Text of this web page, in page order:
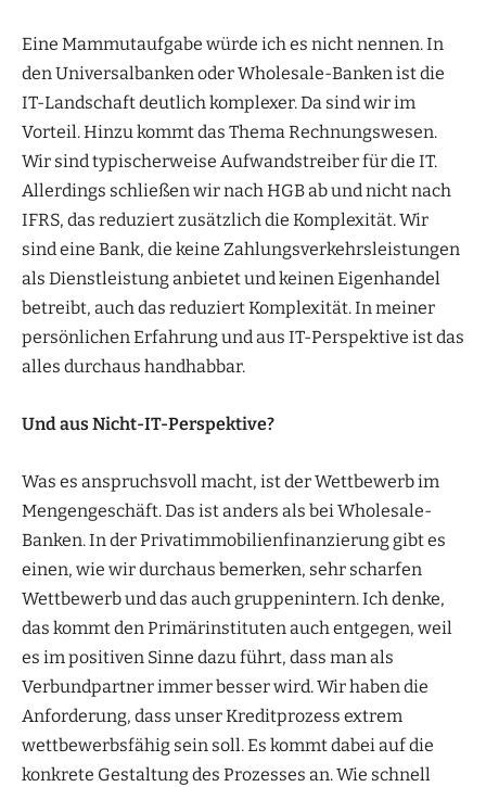
Eine Mammutaufgabe würde ich es nicht nennen. In
den Universalbanken oder Wholesale-Banken ist die
IT-Landschaft deutlich komplexer. Da sind wir im
Vorteil. Hinzu kommt das Thema Rechnungswesen.
Wir sind typischerweise Aufwandstreiber für die IT.
Allerdings schließen wir nach HGB ab und nicht nach
IFRS, das reduziert zusätzlich die Komplexität. Wir
sind eine Bank, die keine Zahlungsverkehrsleistungen
als Dienstleistung anbietet und keinen Eigenhandel
betreibt, auch das reduziert Komplexität. In meiner
persönlichen Erfahrung und aus IT-Perspektive ist das
alles durchaus handhabbar.
Und aus Nicht-IT-Perspektive?
Was es anspruchsvoll macht, ist der Wettbewerb im
Mengengeschäft. Das ist anders als bei Wholesale-
Banken. In der Privatimmobilienfinanzierung gibt es
einen, wie wir durchaus bemerken, sehr scharfen
Wettbewerb und das auch gruppenintern. Ich denke,
das kommt den Primärinstituten auch entgegen, weil
es im positiven Sinne dazu führt, dass man als
Verbundpartner immer besser wird. Wir haben die
Anforderung, dass unser Kreditprozess extrem
wettbewerbsfähig sein soll. Es kommt dabei auf die
konkrete Gestaltung des Prozesses an. Wie schnell